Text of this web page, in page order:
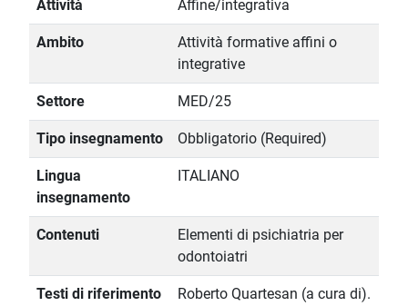
Attività Affine/integrativa
Ambito
Attività formative affini o
integrative
Settore MED/25
Tipo insegnamento Obbligatorio (Required)
Lingua
insegnamento
ITALIANO
Contenuti
Elementi di psichiatria per
odontoiatri
Testi di riferimento
Roberto Quartesan (a cura di).